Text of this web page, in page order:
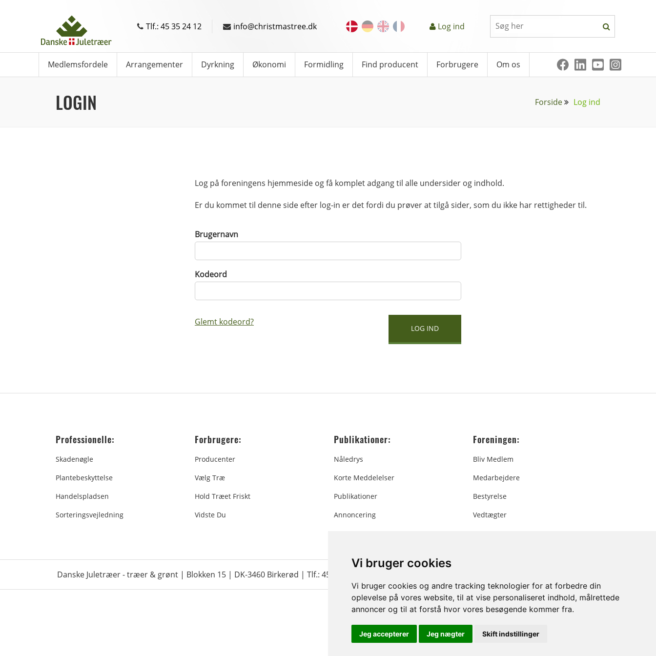
Vi bruger cookies
Vi bruger cookies og andre tracking teknologier for at forbedre din
oplevelse på vores website, til at vise personaliseret indhold, målrettede
annoncer og til at forstå hvor vores besøgende kommer fra.
Jeg accepterer Jeg nægter Skift indstillinger
Tlf.: 45 35 24 12 info@christmastree.dk Log ind
Medlemsfordele Arrangementer Dyrkning Økonomi Formidling Find producent Forbrugere Om os
LOGIN Forside Log ind
Log på foreningens hjemmeside og få komplet adgang til alle undersider og indhold.
Er du kommet til denne side efter log-in er det fordi du prøver at tilgå sider, som du ikke har rettigheder til.
Brugernavn
Kodeord
Glemt kodeord?
Professionelle:
Skadenøgle
Plantebeskyttelse
Handelspladsen
Sorteringsvejledning
Forbrugere:
Producenter
Vælg Træ
Hold Træet Friskt
Vidste Du
Publikationer:
Nåledrys
Korte Meddelelser
Publikationer
Annoncering
Foreningen:
Bliv Medlem
Medarbejdere
Bestyrelse
Vedtægter
Danske Juletræer - træer & grønt | Blokken 15 | DK-3460 Birkerød | Tlf.: 45 35 24 12